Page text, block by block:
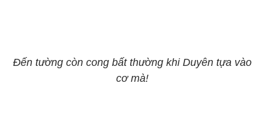
Đến tường còn cong bất thường khi Duyên tựa vào
cơ mà!